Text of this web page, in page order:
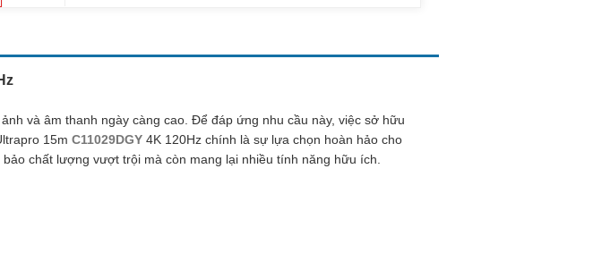
và âm thanh ngày càng cao. Để đáp ứng nhu cầu này, việc sở hữu
15m C11029DGY4K 120Hz chính là sự lựa chọn hoàn hảo cho
chất lượng vượt trội mà còn mang lại nhiều tính năng hữu ích.